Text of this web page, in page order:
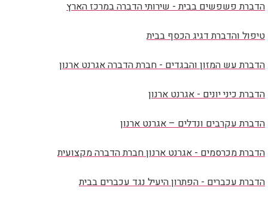
הדברת פשפשים בבית - שירותי הדברה במרכז הארץ
טיפול והדברת דגיג הכסף בבית
הדברת עש המזון והבגדים - חברת הדברה אגרנט ארנון
הדברת כיני יונים - אגרנט ארנון
הדברת עקרבים ונדלים – אגרנט ארנון
הדברת מכרסמים - אגרנט ארנון חברת הדברה מקצועית
הדברת עכברים - הפתרון היעיל נגד עכברים בבית